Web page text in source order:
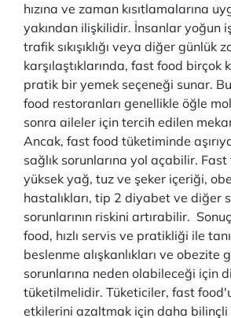
hızına ve zaman kısıtlamalarına
yakından ilişkilidir. İnsanlar yoğun
trafik sıkışıklığı veya diğer günlük
karşılaştıklarında, fast food birçok
pratik bir yemek seçeneği sunar.
food restoranları genellikle öğle
sonra aileler için tercih edilen
Ancak, fast food tüketiminde
sağlık sorunlarına yol açabilir.
yüksek yağ, tuz ve şeker içeriği,
hastalıkları, tip 2 diyabet ve diğer
sorunlarının riskini artırabilir.
food, hızlı servis ve pratikliği ile
beslenme alışkanlıkları ve obezite
sorunlarına neden olabileceği için
tüketilmelidir. Tüketiciler, fast
etkilerini azaltmak için daha bilinçli